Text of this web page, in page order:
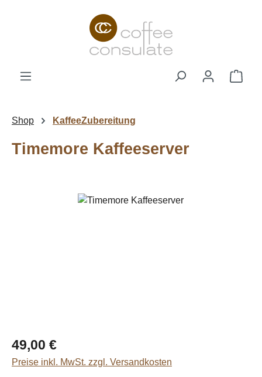
Zum Hauptinhalt springen
Shop KaffeeZubereitung
Timemore Kaffeeserver
Bildergalerie überspringen
Regulärer Preis:
49,00 €
Preise inkl. MwSt. zzgl. Versandkosten